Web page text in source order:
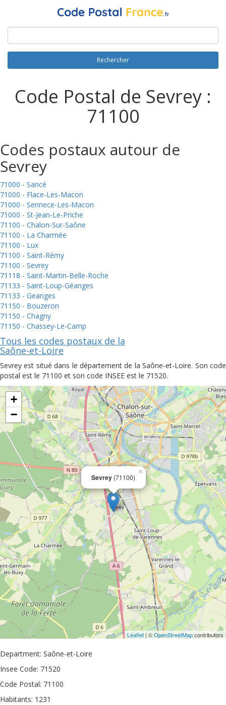
Rechercher
Code Postal de Sevrey :
71100
Codes postaux autour de
Sevrey
71000 - Sancé
71000 - Flace-Les-Macon
71000 - Sennece-Les-Macon
71000 - St-Jean-Le-Priche
71100 - Chalon-Sur-Saône
71100 - La Charmée
71100 - Lux
71100 - Saint-Rémy
71100 - Sevrey
71118 - Saint-Martin-Belle-Roche
71133 - Saint-Loup-Géanges
71133 - Geanges
71150 - Bouzeron
71150 - Chagny
71150 - Chassey-Le-Camp
Tous les codes postaux de la
Saône-et-Loire
Sevrey est situé dans le département de la Saône-et-Loire. Son code
postal est le 71100 et son code INSEE est le 71520.
Sevrey (71100)
×
+
−
Leaflet | ©OpenStreetMapcontributors
Department: Saône-et-Loire
Insee Code: 71520
Code Postal: 71100
Habitants: 1231